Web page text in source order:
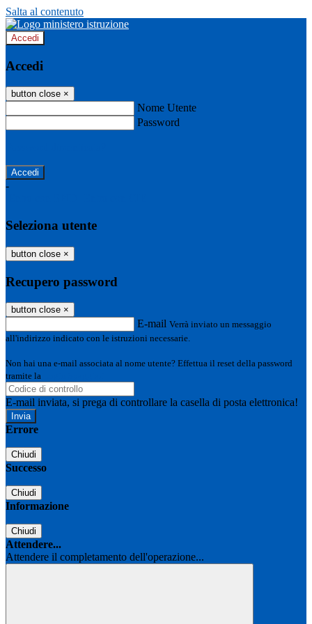
Salta al contenuto
Accedi
Accedi
button close ×
Nome Utente
Password
-
Seleziona utente
button close ×
Recupero password
button close ×
E-mail Verrà inviato un messaggio
all'indirizzo indicato con le istruzioni necessarie.
Non hai una e-mail associata al nome utente? Effettua il reset della password
tramite la
E-mail inviata, si prega di controllare la casella di posta elettronica!
Errore
Chiudi
Successo
Chiudi
Informazione
Chiudi
Attendere...
Attendere il completamento dell'operazione...